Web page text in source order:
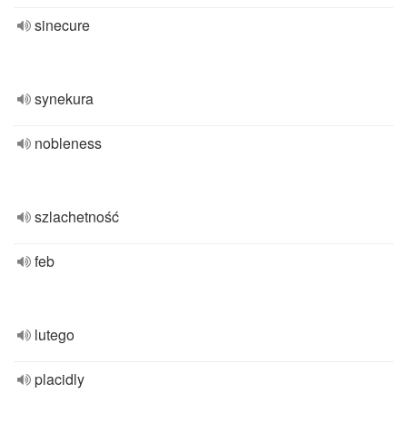
sinecure
synekura
nobleness
szlachetność
feb
lutego
placidly